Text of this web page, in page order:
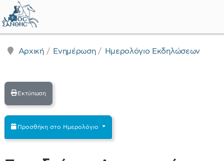
Αρχική Ενημέρωση Ημερολόγιο Εκδηλώσεων
Εκτύπωση
Προσθήκη στο Ημερολόγιο